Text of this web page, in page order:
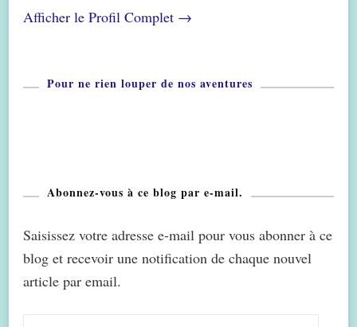
Afficher le Profil Complet →
Pour ne rien louper de nos aventures
Abonnez-vous à ce blog par e-mail.
Saisissez votre adresse e-mail pour vous abonner à ce
blog et recevoir une notification de chaque nouvel
article par email.